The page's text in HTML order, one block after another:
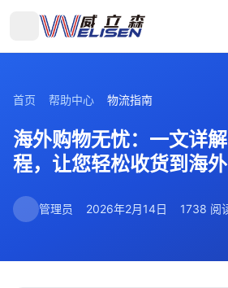
首页 帮助中心 物流指南
海外购物无忧：一文详
程，让您轻松收货到海外
管理员 2026年2月14日 1738 阅